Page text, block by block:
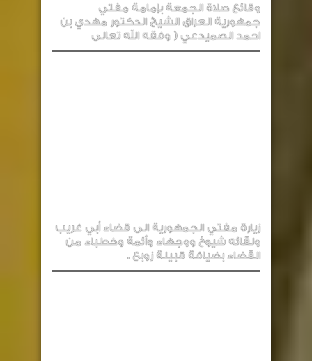
وقائع صلاة الجمعة بإمامة مفتي
جمهورية العراق الشيخ الدكتور مهدي بن
احمد الصميدعي ( وفقه الله تعالى
زيارة مفتي الجمهورية الى قضاء أبي غريب
ولقائه شيوخ ووجهاء وأئمة وخطباء من
القضاء بضيافة قبيلة زوبع .